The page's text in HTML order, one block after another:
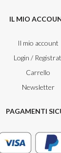
IL MIO
Il mio account
Login /
Carrello
Newsletter
PAGAMENTI